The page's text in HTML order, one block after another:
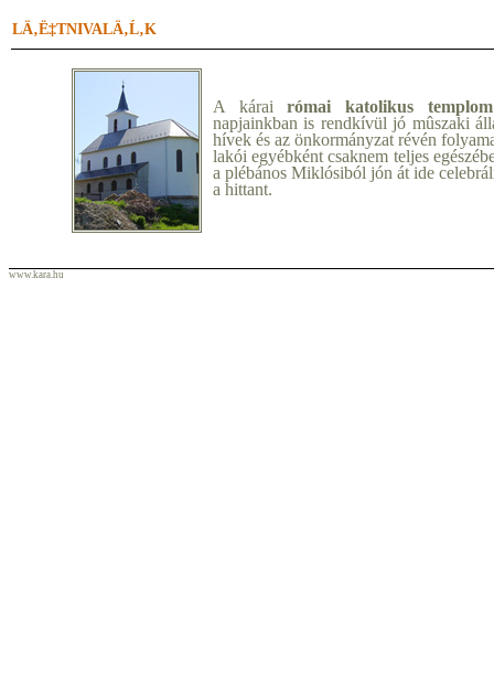
LÄ‚Ë‡TNIVALÄ‚Ĺ‚K
A kárairómai katolikus templom
napjainkban is rendkívül jó mûszaki
hívek és az önkormányzat révén
lakói egyébként csaknem teljes
a plébános Miklósiból jón át ide
a hittant.
www.kara.hu